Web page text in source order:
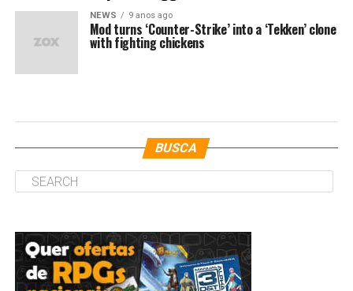
NEWS 9 anos ago
Mod turns ‘Counter-Strike’ into a ‘Tekken’ clone
with fighting chickens
BUSCA